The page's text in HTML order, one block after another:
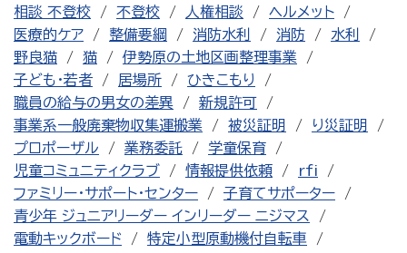
相談 不登校
不登校 人権相談
ヘルメット
医療的ケア
整備要綱 消防水利 消防
水利
野良猫
猫
伊勢原の土地区画整理事業
子ども・若者
居場所
ひきこもり
職員の給与の男女の差異
新規許可
事業系一般廃棄物収集運搬業
被災証明
り災証明
プロポーザル
業務委託
学童保育
児童コミュニティクラブ
情報提供依頼
rfi
ファミリー・サポート・センター
子育てサポーター
青少年 ジュニアリーダー インリーダー ニジマス
電動キックボード
特定小型原動機付自転車